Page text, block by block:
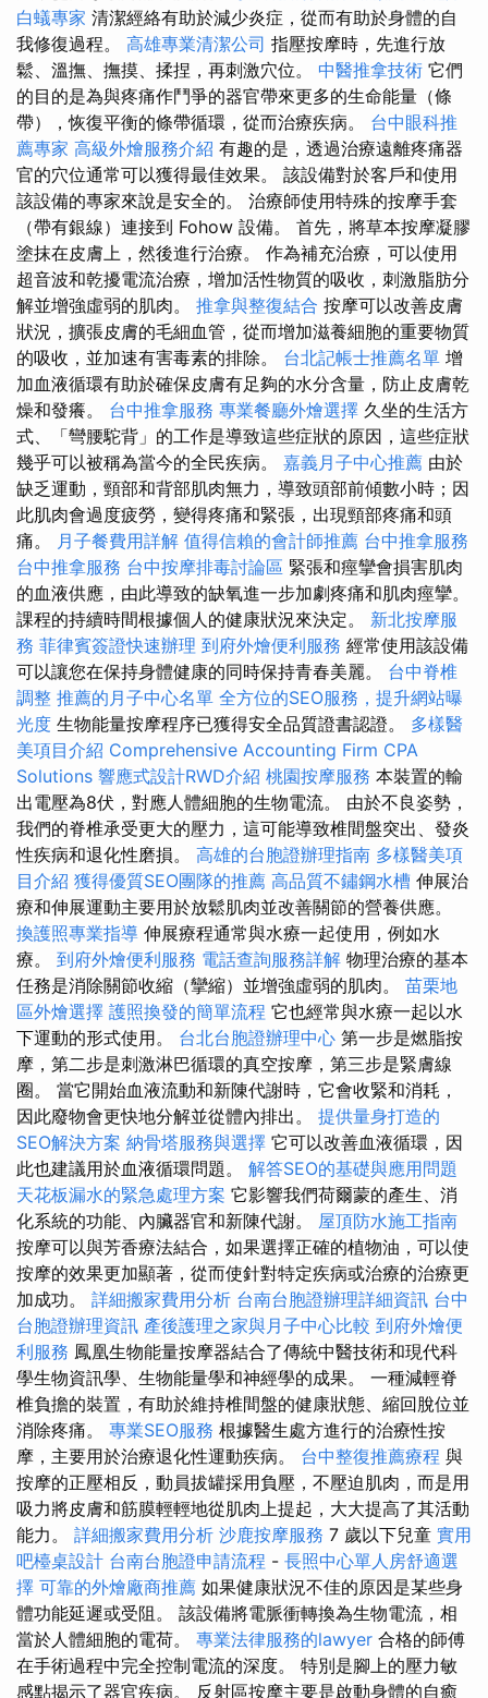
白蟻專家 清潔經絡有助於減少炎症，從而有助於身體的自
我修復過程。 高雄專業清潔公司 指壓按摩時，先進行放
鬆、溫撫、撫摸、揉捏，再刺激穴位。 中醫推拿技術 它們
的目的是為與疼痛作鬥爭的器官帶來更多的生命能量（條
帶），恢復平衡的條帶循環，從而治療疾病。 台中眼科推
薦專家 高級外燴服務介紹 有趣的是，透過治療遠離疼痛器
官的穴位通常可以獲得最佳效果。 該設備對於客戶和使用
該設備的專家來說是安全的。 治療師使用特殊的按摩手套
（帶有銀線）連接到 Fohow 設備。 首先，將草本按摩凝膠
塗抹在皮膚上，然後進行治療。 作為補充治療，可以使用
超音波和乾擾電流治療，增加活性物質的吸收，刺激脂肪分
解並增強虛弱的肌肉。 推拿與整復結合 按摩可以改善皮膚
狀況，擴張皮膚的毛細血管，從而增加滋養細胞的重要物質
的吸收，並加速有害毒素的排除。 台北記帳士推薦名單 增
加血液循環有助於確保皮膚有足夠的水分含量，防止皮膚乾
燥和發癢。 台中推拿服務 專業餐廳外燴選擇 久坐的生活方
式、「彎腰駝背」的工作是導致這些症狀的原因，這些症狀
幾乎可以被稱為當今的全民疾病。 嘉義月子中心推薦 由於
缺乏運動，頸部和背部肌肉無力，導致頭部前傾數小時；因
此肌肉會過度疲勞，變得疼痛和緊張，出現頸部疼痛和頭
痛。 月子餐費用詳解 值得信賴的會計師推薦 台中推拿服務
台中推拿服務 台中按摩排毒討論區 緊張和痙攣會損害肌肉
的血液供應，由此導致的缺氧進一步加劇疼痛和肌肉痙攣。
課程的持續時間根據個人的健康狀況來決定。 新北按摩服
務 菲律賓簽證快速辦理 到府外燴便利服務 經常使用該設備
可以讓您在保持身體健康的同時保持青春美麗。 台中脊椎
調整 推薦的月子中心名單 全方位的SEO服務，提升網站曝
光度 生物能量按摩程序已獲得安全品質證書認證。 多樣醫
美項目介紹 Comprehensive Accounting Firm CPA
Solutions 響應式設計RWD介紹 桃園按摩服務 本裝置的輸
出電壓為8伏，對應人體細胞的生物電流。 由於不良姿勢，
我們的脊椎承受更大的壓力，這可能導致椎間盤突出、發炎
性疾病和退化性磨損。 高雄的台胞證辦理指南 多樣醫美項
目介紹 獲得優質SEO團隊的推薦 高品質不鏽鋼水槽 伸展治
療和伸展運動主要用於放鬆肌肉並改善關節的營養供應。
換護照專業指導 伸展療程通常與水療一起使用，例如水
療。 到府外燴便利服務 電話查詢服務詳解 物理治療的基本
任務是消除關節收縮（攣縮）並增強虛弱的肌肉。 苗栗地
區外燴選擇 護照換發的簡單流程 它也經常與水療一起以水
下運動的形式使用。 台北台胞證辦理中心 第一步是燃脂按
摩，第二步是刺激淋巴循環的真空按摩，第三步是緊膚線
圈。 當它開始血液流動和新陳代謝時，它會收緊和消耗，
因此廢物會更快地分解並從體內排出。 提供量身打造的
SEO解決方案 納骨塔服務與選擇 它可以改善血液循環，因
此也建議用於血液循環問題。 解答SEO的基礎與應用問題
天花板漏水的緊急處理方案 它影響我們荷爾蒙的產生、消
化系統的功能、內臟器官和新陳代謝。 屋頂防水施工指南
按摩可以與芳香療法結合，如果選擇正確的植物油，可以使
按摩的效果更加顯著，從而使針對特定疾病或治療的治療更
加成功。 詳細搬家費用分析 台南台胞證辦理詳細資訊 台中
台胞證辦理資訊 產後護理之家與月子中心比較 到府外燴便
利服務 鳳凰生物能量按摩器結合了傳統中醫技術和現代科
學生物資訊學、生物能量學和神經學的成果。 一種減輕脊
椎負擔的裝置，有助於維持椎間盤的健康狀態、縮回脫位並
消除疼痛。 專業SEO服務 根據醫生處方進行的治療性按
摩，主要用於治療退化性運動疾病。 台中整復推薦療程 與
按摩的正壓相反，動員拔罐採用負壓，不壓迫肌肉，而是用
吸力將皮膚和筋膜輕輕地從肌肉上提起，大大提高了其活動
能力。 詳細搬家費用分析 沙鹿按摩服務 7 歲以下兒童 實用
吧檯桌設計 台南台胞證申請流程 - 長照中心單人房舒適選
擇 可靠的外燴廠商推薦 如果健康狀況不佳的原因是某些身
體功能延遲或受阻。 該設備將電脈衝轉換為生物電流，相
當於人體細胞的電荷。 專業法律服務的lawyer 合格的師傅
在手術過程中完全控制電流的深度。 特別是腳上的壓力敏
感點揭示了器官疾病。 反射區按摩主要是啟動身體的自癒